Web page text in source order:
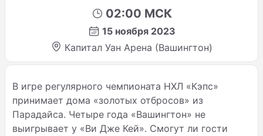
02:00 МСК
15 ноября 2023
Капитал Уан Арена (Вашингтон)
В игре регулярного чемпионата НХЛ «Кэпс»
принимает дома «золотых отбросов» из
Парадайса. Четыре года «Вашингтон» не
выигрывает у «Ви Дже Кей». Смогут ли гости